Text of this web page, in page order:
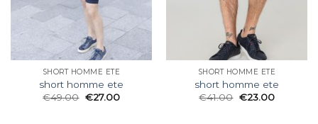
SHORT HOMME ETE
short homme ete
€49.00 €27.00
SHORT HOMME ETE
short homme ete
€41.00 €23.00